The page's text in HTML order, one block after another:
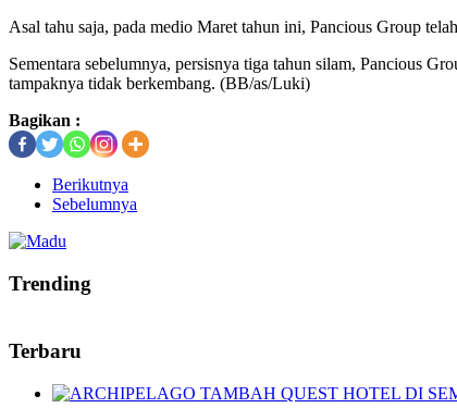
Asal tahu saja, pada medio Maret tahun ini, Pancious Group
Sementara sebelumnya, persisnya tiga tahun silam, Pancious
tampaknya tidak berkembang. (BB/as/Luki)
Bagikan :
Berikutnya
Sebelumnya
Trending
Terbaru